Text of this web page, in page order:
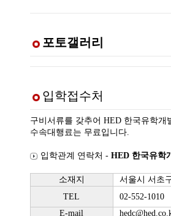
포토갤러리
입학접수처
구비서류를 갖추어 HED 한국유학개
수속대행료는 무료입니다.
입학관계 연락처 - HED 한국유학
소재지
서울시 서초
TEL
02-552-1010
E-mail